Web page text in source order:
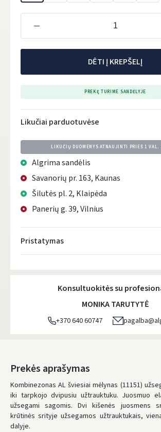
DĖTI Į KREPŠELĮ
PREKĘ TURIME SANDĖLYJE
Likučiai parduotuvėse
LIKUČIŲ DUOMENYS ATNAUJINTI PRIEŠ 1 VAL.
Algrima sandėlis
Savanorių pr. 163, Kaunas
Šilutės pl. 2, Klaipėda
Panerių g. 39, Vilnius
Pristatymas
Atsiėmimo taškai- 0.00 €
DPD kurjeris - 5.00 €
DPD paštomatai- 4.00 €
LP Express paštomatai
LP Express kurjeris- 4.00 €
Pirmadienį, Rugpjūčio 10 d.
Konsultuokitės su
MONIKA TARUTYTĖ
+370 640 60747
Prekės aprašymas
Kombinezonas AL šviesiai mėlynas (11151)
iki tarpkojo dvipusiu užtrauktuku. Juosmuo
užsegami sagomis. Dvi kišenės juosmens
krūtinės srityje užsegamos užtrauktukais,
dalyje.